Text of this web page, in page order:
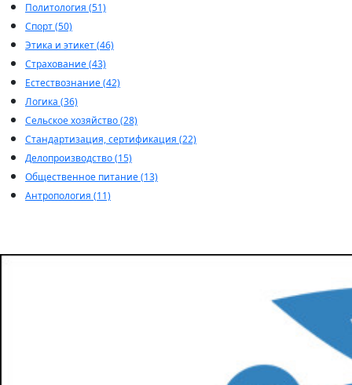
Политология (51)
Спорт (50)
Этика и этикет (46)
Страхование (43)
Естествознание (42)
Логика (36)
Сельское хозяйство (28)
Стандартизация, сертификация (22)
Делопроизводство (15)
Общественное питание (13)
Антропология (11)